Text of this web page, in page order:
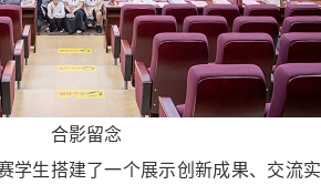
合影留念
学生搭建了一个展示创新成果、交流实